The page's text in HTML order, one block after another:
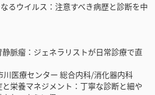
るウイルス：注意すべき病歴と診断を中
脈瘤：ジェネラリストが日常診療で直
療センター 総合内科/消化器内科
栄養マネジメント：丁寧な診断と細や